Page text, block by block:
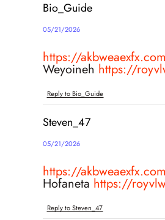
Bio_Guide
05/21/2026
https://
Weyoineh https://
Reply to Bio_Guide
Steven_47
05/21/2026
https://
Hofaneta https://
Reply to Steven_47